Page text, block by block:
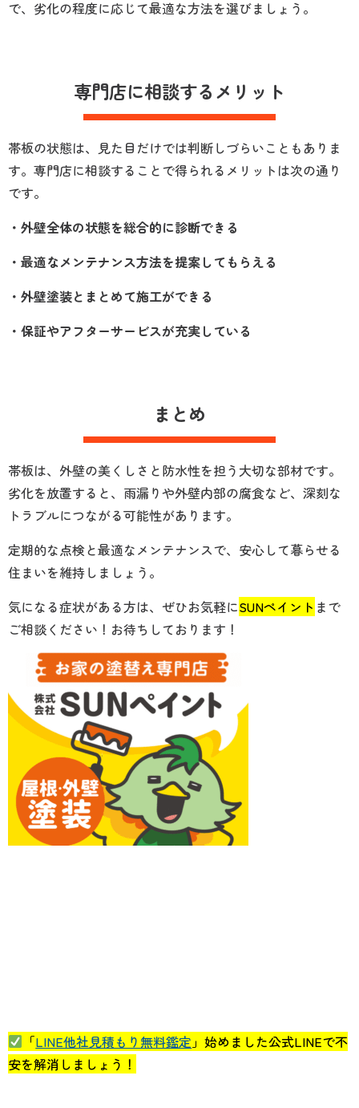
で、劣化の程度に応じて最適な方法を選びましょう。
専門店に相談するメリット
帯板の状態は、見た目だけでは判断しづらいこともありま
す。専門店に相談することで得られるメリットは次の通り
です。
・外壁全体の状態を総合的に診断できる
・最適なメンテナンス方法を提案してもらえる
・外壁塗装とまとめて施工ができる
・保証やアフターサービスが充実している
まとめ
帯板は、外壁の美くしさと防水性を担う大切な部材です。
劣化を放置すると、雨漏りや外壁内部の腐食など、深刻な
トラブルにつながる可能性があります。
定期的な点検と最適なメンテナンスで、安心して暮らせる
住まいを維持しましょう。
気になる症状がある方は、ぜひお気軽にSUNペイント まで
ご相談ください！お待ちしております！
「LINE他社見積もり無料鑑定 」始めました公式LINEで不
安を解消しましょう！